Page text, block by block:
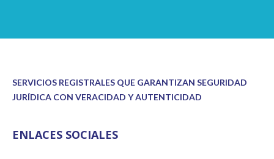
SERVICIOS REGISTRALES QUE GARANTIZAN SEGURIDAD
JURÍDICA CON VERACIDAD Y AUTENTICIDAD
ENLACES SOCIALES